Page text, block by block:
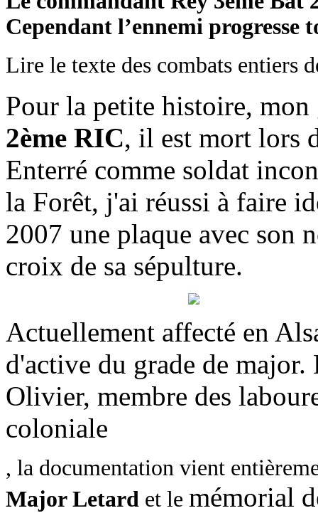
Cependant l’ennemi progresse
Lire le texte des combats entiers
Pour la petite histoire,
2ème RIC, il est mort lors
Enterré comme soldat
la Forêt, j'ai réussi à faire
2007 une plaque avec son
croix de sa sépulture.
Actuellement affecté en
d'active du grade de
Olivier, membre des
coloniale
, la documentation vient
Major Letard et le mémorial